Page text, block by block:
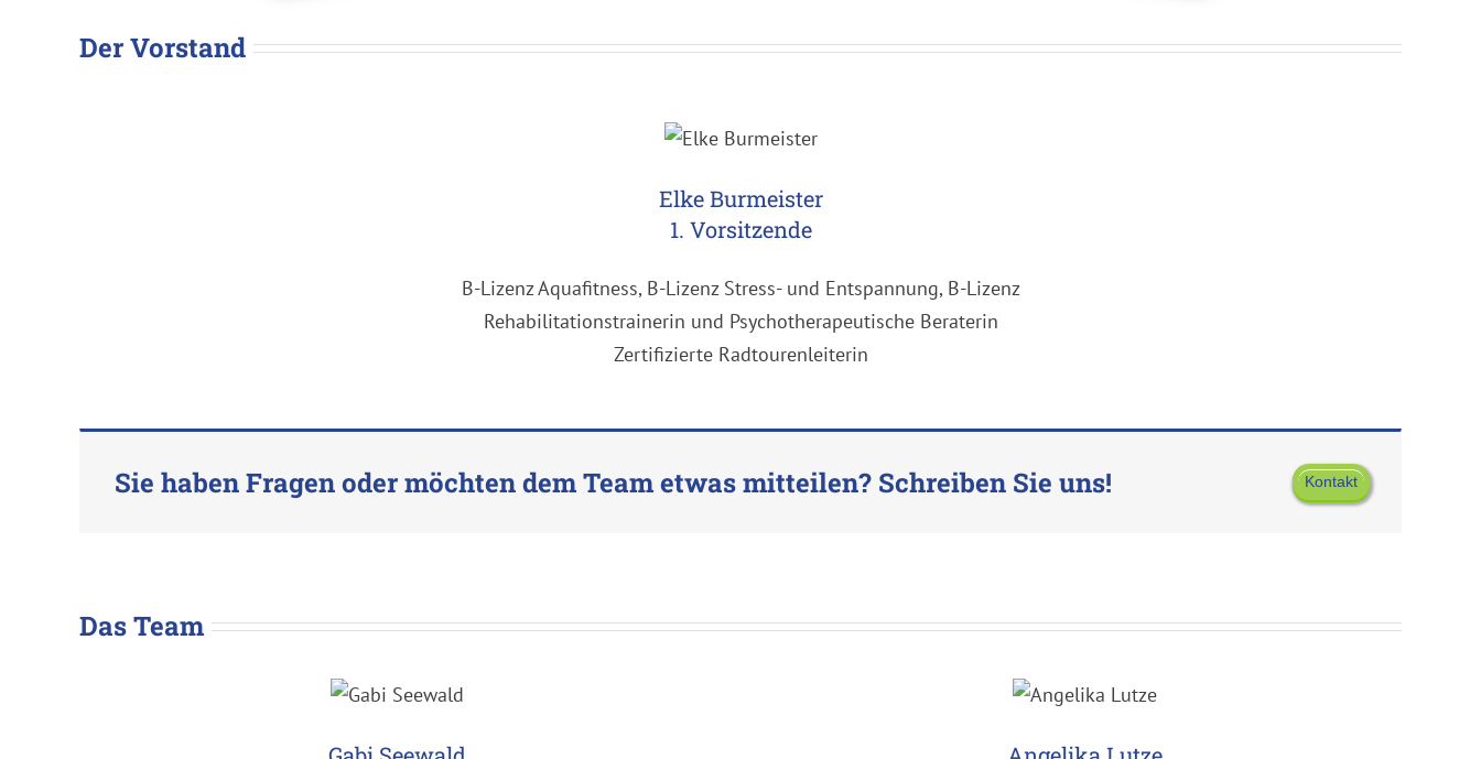
Der Vorstand
Elke Burmeister
1. Vorsitzende
B-Lizenz Aquafitness, B-Lizenz Stress- und Entspannung, B-Lizenz
Rehabilitationstrainerin und Psychotherapeutische Beraterin
Zertifizierte Radtourenleiterin
Sie haben Fragen oder möchten dem Team etwas mitteilen? Schreiben Sie uns! Kontakt
Das Team